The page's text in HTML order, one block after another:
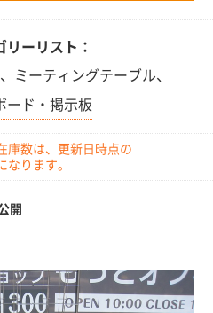
リーリスト：
、 ミーティングテーブル、
ード・掲示板
庫数は、更新日時点の
なります。
開